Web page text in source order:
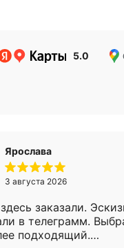
5.0
Ярослава
3 августа 2026
заказали.
в телеграмм.
подходящий.